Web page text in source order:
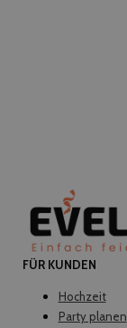
FÜR KUNDEN
Hochzeit
Party planen